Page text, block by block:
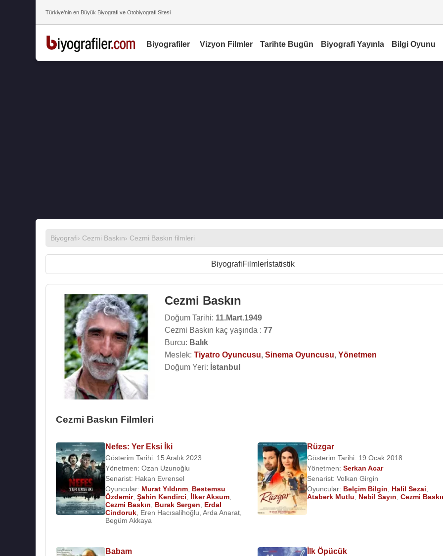
Türkiye’nin en Büyük Biyografi ve Otobiyografi Sitesi
Biyografiler Vizyon Filmler Tarihte Bugün Biyografi Yayınla Bilgi Oyunu
Biyografi› Cezmi Baskın› Cezmi Baskın filmleri
BiyografiFilmlerİstatistik
Cezmi Baskın
Doğum Tarihi: 11.Mart.1949
Cezmi Baskın kaç yaşında : 77
Burcu: Balık
Meslek: Tiyatro Oyuncusu, Sinema Oyuncusu, Yönetmen
Doğum Yeri: İstanbul
Cezmi Baskın Filmleri
Nefes: Yer Eksi İki
Gösterim Tarihi: 15 Aralık 2023
Yönetmen: Ozan Uzunoğlu
Senarist: Hakan Evrensel
Oyuncular: Murat Yıldırım Bestemsu
Özdemir, Şahin Kendirci İlker Aksum
Cezmi Baskın
Burak Sergen
Erdal
Cindoruk Eren Hacısalihoğlu Arda Anarat
Begüm Akkaya
Rüzgar
Gösterim Tarihi: 19 Ocak 2018
Yönetmen:Serkan Acar
Senarist:Volkan Girgin
Oyuncular: Belçim Bilgin Halil Sezai
Ataberk Mutlu
Nebil Sayın ,Cezmi
Babam İlk Öpücük